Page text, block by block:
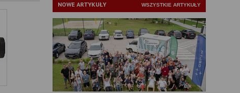
NOWE ARTYKUŁY WSZYSTKIE ARTYKUŁY